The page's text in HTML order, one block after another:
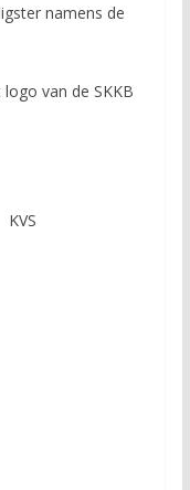
namens de
van de SKKB